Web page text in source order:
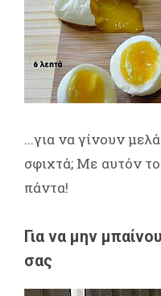
...για να γίνουν
σφιχτά; Με αυτόν
πάντα!
Για να μην
σας